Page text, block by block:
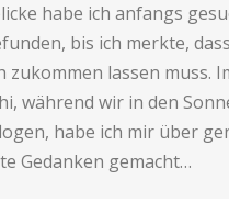
habe ich anfangs
bis ich merkte,
zukommen lassen muss.
während wir in den
habe ich mir über
Gedanken gemacht…